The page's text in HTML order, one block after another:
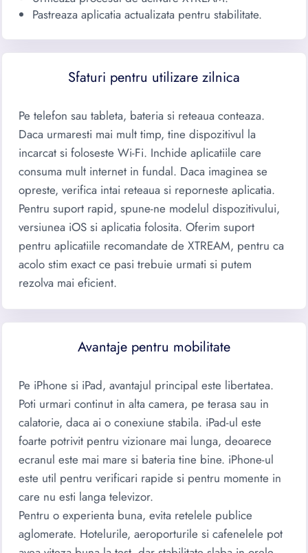
Pastreaza aplicatia actualizata pentru stabilitate.
Sfaturi pentru utilizare zilnica
Pe telefon sau tableta, bateria si reteaua conteaza.
Daca urmaresti mai mult timp, tine dispozitivul la
incarcat si foloseste Wi-Fi. Inchide aplicatiile care
consuma mult internet in fundal. Daca imaginea se
opreste, verifica intai reteaua si reporneste aplicatia.
Pentru suport rapid, spune-ne modelul dispozitivului,
versiunea iOS si aplicatia folosita. Oferim suport
pentru aplicatiile recomandate de XTREAM, pentru ca
acolo stim exact ce pasi trebuie urmati si putem
rezolva mai eficient.
Avantaje pentru mobilitate
Pe iPhone si iPad, avantajul principal este libertatea.
Poti urmari continut in alta camera, pe terasa sau in
calatorie, daca ai o conexiune stabila. iPad-ul este
foarte potrivit pentru vizionare mai lunga, deoarece
ecranul este mai mare si bateria tine bine. iPhone-ul
este util pentru verificari rapide si pentru momente in
care nu esti langa televizor.
Pentru o experienta buna, evita retelele publice
aglomerate. Hotelurile, aeroporturile si cafenelele pot